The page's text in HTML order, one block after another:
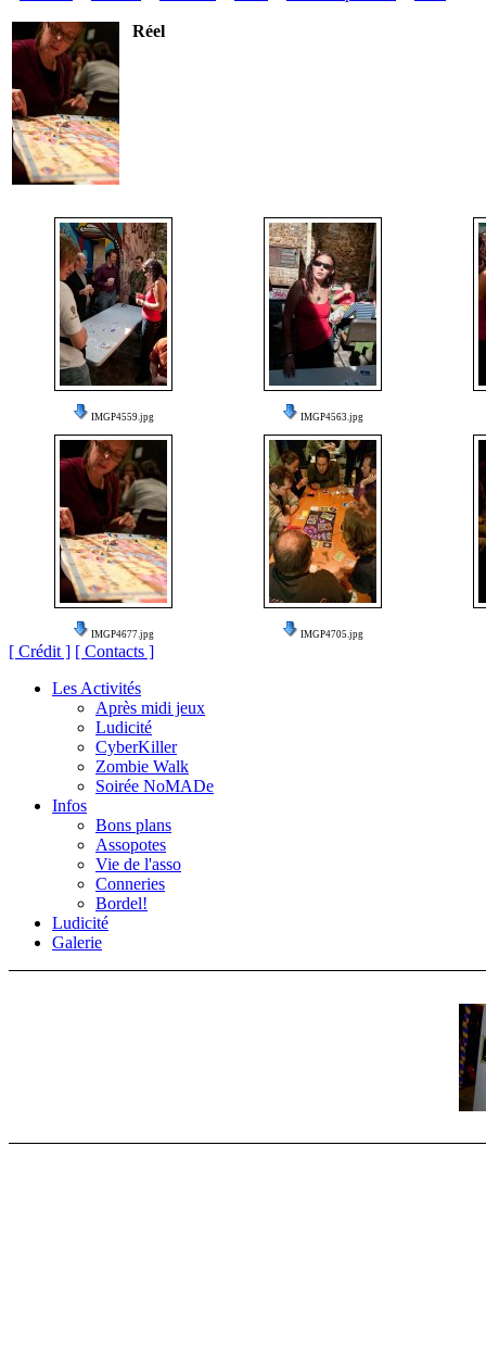
Réel
IMGP4559.jpg IMGP4563.jpg
IMGP4677.jpg IMGP4705.jpg
[ Crédit ] [ Contacts ]
Les Activités
Après midi jeux
Ludicité
CyberKiller
Zombie Walk
Soirée NoMADe
Infos
Bons plans
Assopotes
Vie de l'asso
Conneries
Bordel!
Ludicité
Galerie